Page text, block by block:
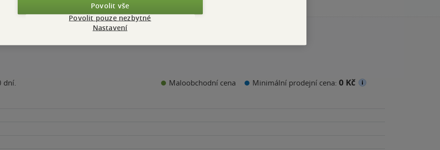
dní. Maloobchodní cena Minimální prodejní cena: 0 Kč
Povolit vše
Povolit pouze nezbytné
Nastavení